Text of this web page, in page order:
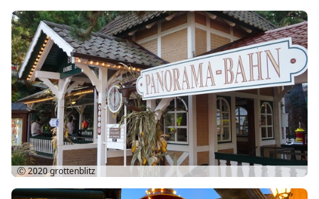
Ⓒ 2020grottenblitz